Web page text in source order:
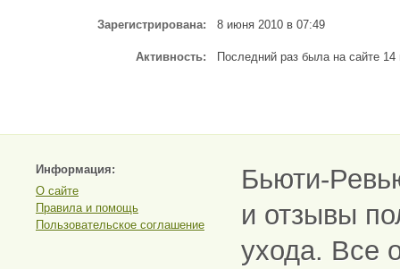
Зарегистрирована: 8 июня 2010 в 07:49
Активность: Последний раз была на сайте
Информация:
О сайте
Правила и помощь
Пользовательское соглашение
Бьюти-
и отзывы
ухода. Все